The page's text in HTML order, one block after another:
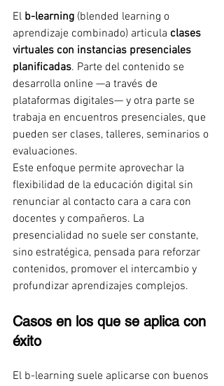
El b-learning (blended learning o
aprendizaje combinado) articula clases
virtuales con instancias presenciales
planificadas. Parte del contenido se
desarrolla online —a través de
plataformas digitales— y otra parte se
trabaja en encuentros presenciales, que
pueden ser clases, talleres, seminarios o
evaluaciones.
Este enfoque permite aprovechar la
flexibilidad de la educación digital sin
renunciar al contacto cara a cara con
docentes y compañeros. La
presencialidad no suele ser constante,
sino estratégica, pensada para reforzar
contenidos, promover el intercambio y
profundizar aprendizajes complejos.
Casos en los que se aplica con
éxito
El b-learning suele aplicarse con buenos